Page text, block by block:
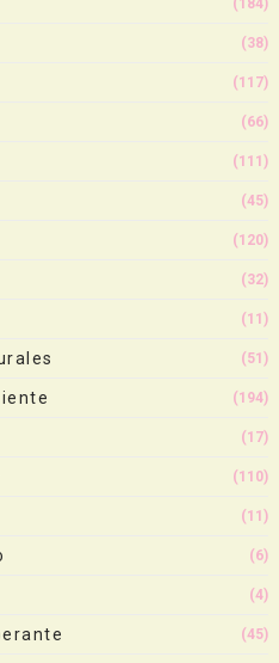
(38)
(117)
(66)
(111)
(45)
(120)
(32)
(11)
(51)
(194)
(17)
(110)
(11)
(6)
(4)
(45)